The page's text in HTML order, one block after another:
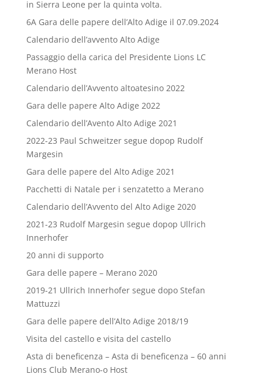
in Sierra Leone per la quinta volta.
6A Gara delle papere dell’Alto Adige il 07.09.2024
Calendario dell’avvento Alto Adige
Passaggio della carica del Presidente Lions LC
Merano Host
Calendario dell’Avvento altoatesino 2022
Gara delle papere Alto Adige 2022
Calendario dell’Avento Alto Adige 2021
2022-23 Paul Schweitzer segue dopop Rudolf
Margesin
Gara delle papere del Alto Adige 2021
Pacchetti di Natale per i senzatetto a Merano
Calendario dell’Avvento del Alto Adige 2020
2021-23 Rudolf Margesin segue dopop Ullrich
Innerhofer
20 anni di supporto
Gara delle papere – Merano 2020
2019-21 Ullrich Innerhofer segue dopo Stefan
Mattuzzi
Gara delle papere dell’Alto Adige 2018/19
Visita del castello e visita del castello
Asta di beneficenza – Asta di beneficenza – 60 anni
Lions Club Merano-o Host